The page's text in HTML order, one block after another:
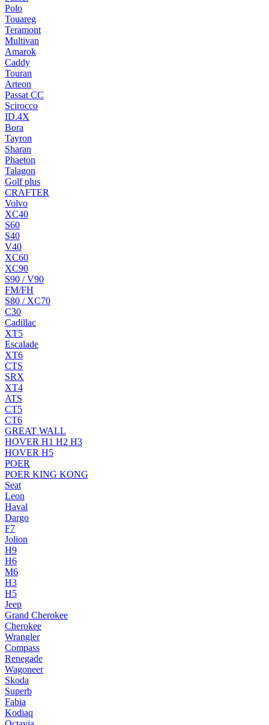
Polo
Touareg
Teramont
Multivan
Amarok
Caddy
Touran
Arteon
Passat CC
Scirocco
ID.4X
Bora
Tayron
Sharan
Phaeton
Talagon
Golf plus
CRAFTER
Volvo
XC40
S60
S40
V40
XC60
XC90
S90 / V90
FM/FH
S80 / XC70
C30
Cadillac
XT5
Escalade
XT6
CTS
SRX
XT4
ATS
CT5
CT6
GREAT WALL
HOVER H1 H2 H3
HOVER H5
POER
POER KING KONG
Seat
Leon
Haval
Dargo
F7
Jolion
H9
H6
M6
H3
H5
Jeep
Grand Cherokee
Cherokee
Wrangler
Compass
Renegade
Wagoneer
Skoda
Superb
Fabia
Kodiaq